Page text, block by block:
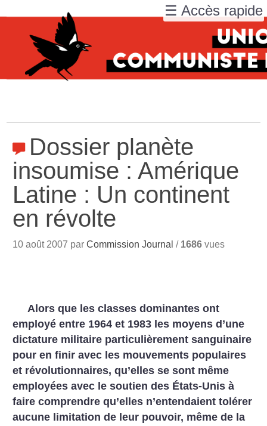
Dossier planète
insoumise : Amérique
Latine : Un continent
en révolte
10 août 2007 parCommission Journal / 1686 vues
Alors que les classes dominantes ont
employé entre 1964 et 1983 les moyens d’une
dictature militaire particulièrement sanguinaire
pour en finir avec les mouvements populaires
et révolutionnaires, qu’elles se sont même
employées avec le soutien des États-Unis à
faire comprendre qu’elles n’entendaient tolérer
aucune limitation de leur pouvoir, même de la
☰ Accès rapide